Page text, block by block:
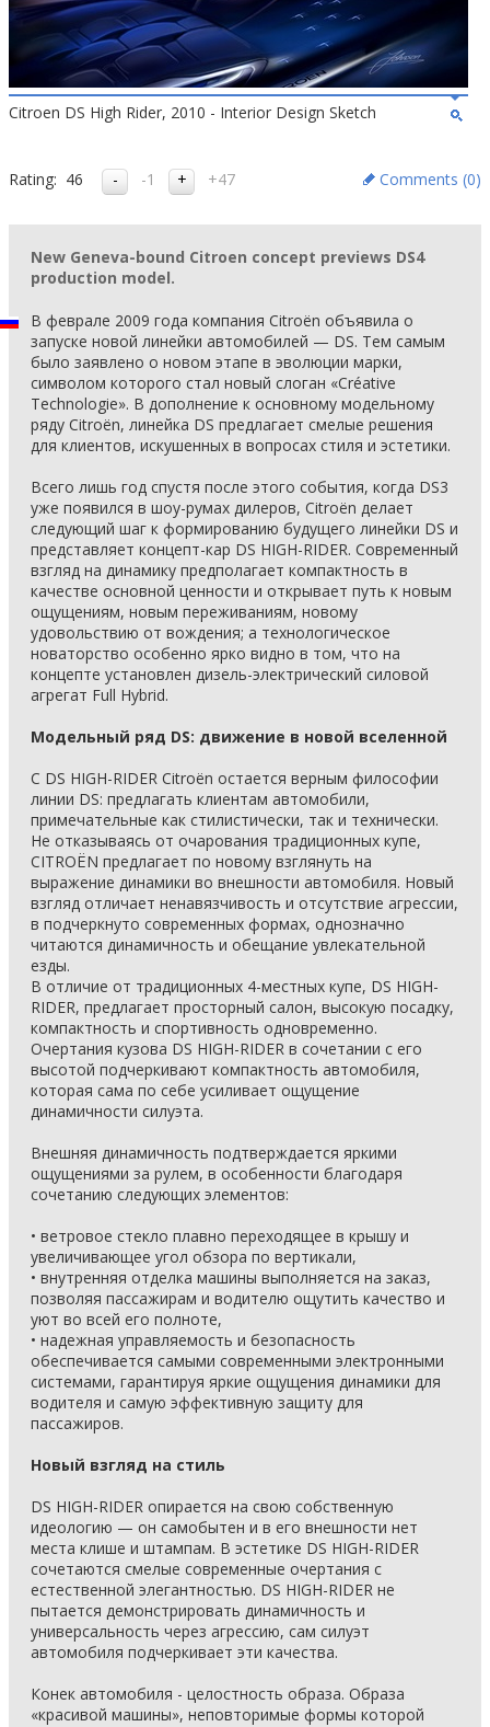
Citroen DS High Rider, 2010 - Interior Design Sketch
Rating: 46 -1 +47 Comments (0)
New Geneva-bound Citroen concept previews DS4
production model.
В феврале 2009 года компания Citroën объявила о
запуске новой линейки автомобилей — DS. Тем самым
было заявлено о новом этапе в эволюции марки,
символом которого стал новый слоган «Créative
Technologie». В дополнение к основному модельному
ряду Citroën, линейка DS предлагает смелые решения
для клиентов, искушенных в вопросах стиля и эстетики.
Всего лишь год спустя после этого события, когда DS3
уже появился в шоу-румах дилеров, Citroën делает
следующий шаг к формированию будущего линейки DS и
представляет концепт-кар DS HIGH-RIDER. Современный
взгляд на динамику предполагает компактность в
качестве основной ценности и открывает путь к новым
ощущениям, новым переживаниям, новому
удовольствию от вождения; а технологическое
новаторство особенно ярко видно в том, что на
концепте установлен дизель-электрический силовой
агрегат Full Hybrid.
Модельный ряд DS: движение в новой вселенной
С DS HIGH-RIDER Citroën остается верным философии
линии DS: предлагать клиентам автомобили,
примечательные как стилистически, так и технически.
Не отказываясь от очарования традиционных купе,
CITROËN предлагает по новому взглянуть на
выражение динамики во внешности автомобиля. Новый
взгляд отличает ненавязчивость и отсутствие агрессии,
в подчеркнуто современных формах, однозначно
читаются динамичность и обещание увлекательной
езды.
В отличие от традиционных 4-местных купе, DS HIGH-
RIDER, предлагает просторный салон, высокую посадку,
компактность и спортивность одновременно.
Очертания кузова DS HIGH-RIDER в сочетании с его
высотой подчеркивают компактность автомобиля,
которая сама по себе усиливает ощущение
динамичности силуэта.
Внешняя динамичность подтверждается яркими
ощущениями за рулем, в особенности благодаря
сочетанию следующих элементов:
• ветровое стекло плавно переходящее в крышу и
увеличивающее угол обзора по вертикали,
• внутренняя отделка машины выполняется на заказ,
позволяя пассажирам и водителю ощутить качество и
уют во всей его полноте,
• надежная управляемость и безопасность
обеспечивается самыми современными электронными
системами, гарантируя яркие ощущения динамики для
водителя и самую эффективную защиту для
пассажиров.
Новый взгляд на стиль
DS HIGH-RIDER опирается на свою собственную
идеологию — он самобытен и в его внешности нет
места клише и штампам. В эстетике DS HIGH-RIDER
сочетаются смелые современные очертания с
естественной элегантностью. DS HIGH-RIDER не
пытается демонстрировать динамичность и
универсальность через агрессию, сам силуэт
автомобиля подчеркивает эти качества.
Конек автомобиля - целостность образа. Образа
«красивой машины», неповторимые формы которой